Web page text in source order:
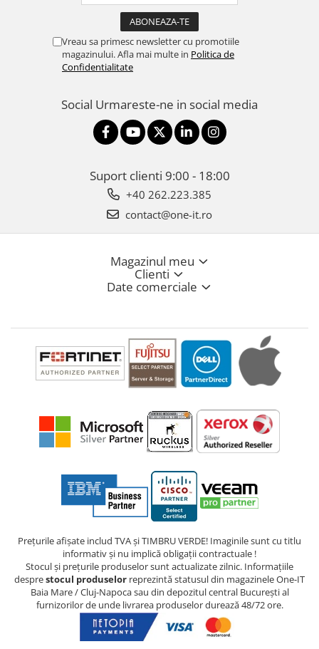
Vreau sa primesc newsletter cu promotiile
magazinului. Afla mai multe in Politica de
Confidentialitate
Social Urmareste-ne in social media
Suport clienti 9:00 - 18:00
+40 262.223.385
contact@one-it.ro
Magazinul meu
Clienti
Date comerciale
Prețurile afișate includ TVA și TIMBRU VERDE! Imaginile sunt cu titlu
informativ și nu implică obligații contractuale !
Stocul și prețurile produselor sunt actualizate zilnic. Informațiile
desprestocul produselor reprezintă statusul din magazinele One-IT
Baia Mare / Cluj-Napoca sau din depozitul central București al
furnizorilor de unde livrarea produselor durează 48/72 ore.